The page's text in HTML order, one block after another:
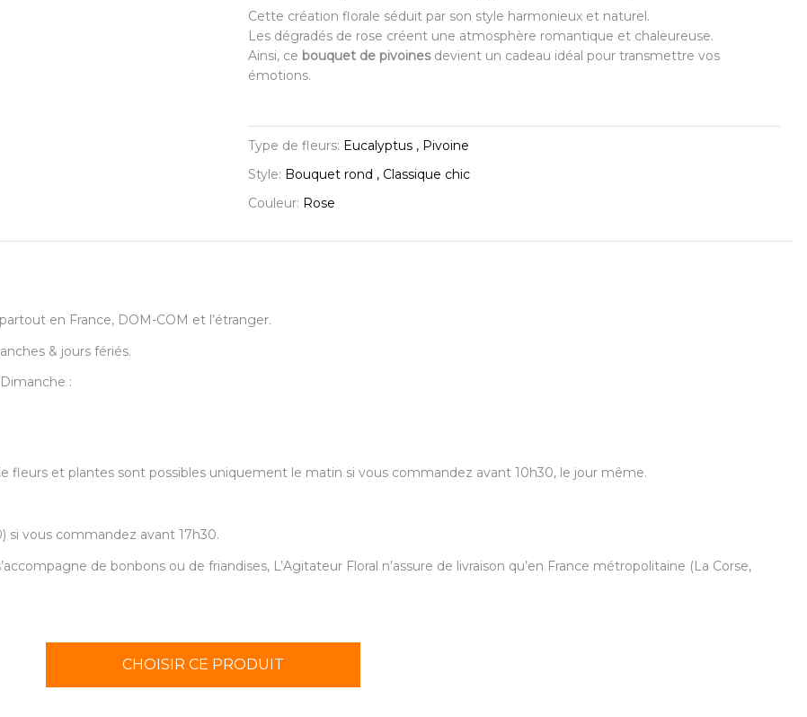
Cette création florale séduit par son style harmonieux et naturel.
Les dégradés de rose créent une atmosphère romantique et chaleureuse.
Ainsi, ce bouquet de pivoinesdevient un cadeau idéal pour transmettre vos
émotions.
Type de fleurs: Eucalyptus , Pivoine
Style: Bouquet rond , Classique chic
Couleur: Rose
en France, DOM-COM et l’étranger.
& jours fériés.
:
fleurs et plantes sont possibles uniquement le matin si vous commandez avant 10h30, le jour même.
si vous commandez avant 17h30.
de bonbons ou de friandises, L’Agitateur Floral n’assure de livraison qu’en France métropolitaine (La Corse,
CHOISIR CE PRODUIT